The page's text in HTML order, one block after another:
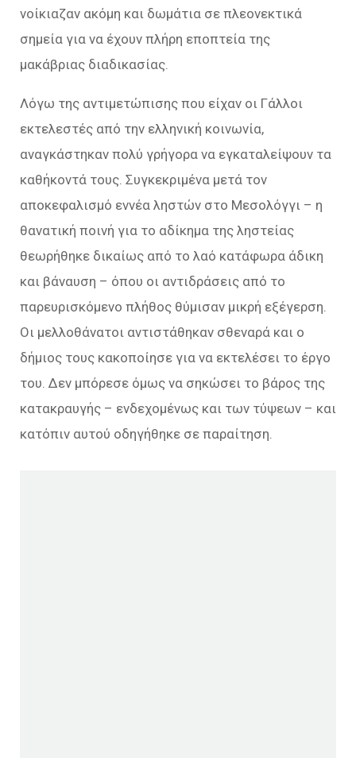
νοίκιαζαν ακόμη και δωμάτια σε πλεονεκτικά
σημεία για να έχουν πλήρη εποπτεία της
μακάβριας διαδικασίας.
Λόγω της αντιμετώπισης που είχαν οι Γάλλοι
εκτελεστές από την ελληνική κοινωνία,
αναγκάστηκαν πολύ γρήγορα να εγκαταλείψουν τα
καθήκοντά τους. Συγκεκριμένα μετά τον
αποκεφαλισμό εννέα ληστών στο Μεσολόγγι – η
θανατική ποινή για το αδίκημα της ληστείας
θεωρήθηκε δικαίως από το λαό κατάφωρα άδικη
και βάναυση – όπου οι αντιδράσεις από το
παρευρισκόμενο πλήθος θύμισαν μικρή εξέγερση.
Οι μελλοθάνατοι αντιστάθηκαν σθεναρά και ο
δήμιος τους κακοποίησε για να εκτελέσει το έργο
του. Δεν μπόρεσε όμως να σηκώσει το βάρος της
κατακραυγής – ενδεχομένως και των τύψεων – και
κατόπιν αυτού οδηγήθηκε σε παραίτηση.